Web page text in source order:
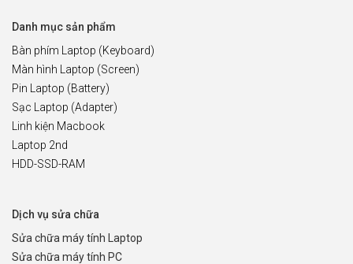
Danh mục sản phẩm
Bàn phím Laptop (Keyboard)
Màn hình Laptop (Screen)
Pin Laptop (Battery)
Sạc Laptop (Adapter)
Linh kiện Macbook
Laptop 2nd
HDD-SSD-RAM
Dịch vụ sửa chữa
Sửa chữa máy tính Laptop
Sửa chữa máy tính PC